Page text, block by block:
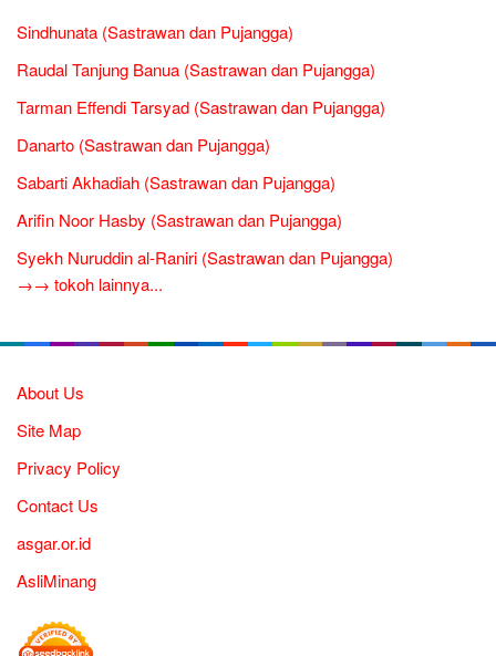
Sindhunata (Sastrawan dan Pujangga)
Raudal Tanjung Banua (Sastrawan dan Pujangga)
Tarman Effendi Tarsyad (Sastrawan dan Pujangga)
Danarto (Sastrawan dan Pujangga)
Sabarti Akhadiah (Sastrawan dan Pujangga)
Arifin Noor Hasby (Sastrawan dan Pujangga)
Syekh Nuruddin al-Raniri (Sastrawan dan Pujangga)
→→ tokoh lainnya...
About Us
Site Map
Privacy Policy
Contact Us
asgar.or.id
AsliMinang